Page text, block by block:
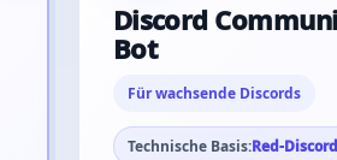
Discord
Bot
Für wachsende Discords
Technische Basis:Red-